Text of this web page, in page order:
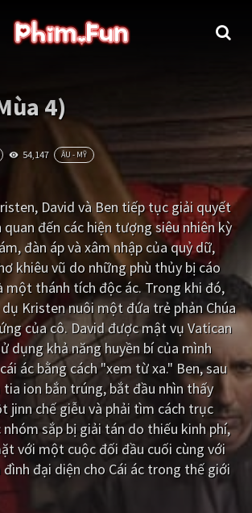
Hành động
Chiến tranh
Nhạc kịch
Tội phạm - Hình sự
Hài hước
Khoa học - Tài liệu
Thể thao
Kỳ ảo
Gia đình
Lịch sử
Tiểu sử
4)
54,147 ÂU - MỸ
David và Ben tiếp tục giải quyết
quan đến các hiện tượng siêu nhiên kỳ
đàn áp và xâm nhập của quỷ dữ,
khiêu vũ do những phù thủy bị cáo
một thánh tích độc ác. Trong khi đó,
Kristen nuôi một đứa trẻ phản Chúa
của cô. David được mật vụ Vatican
dụng khả năng huyền bí của mình
ác bằng cách "xem từ xa." Ben, sau
ion bắn trúng, bắt đầu nhìn thấy
jinn chế giễu và phải tìm cách trục
nhóm sắp bị giải tán do thiếu kinh phí,
với một cuộc đối đầu cuối cùng với
đình đại diện cho Cái ác trong thế giới